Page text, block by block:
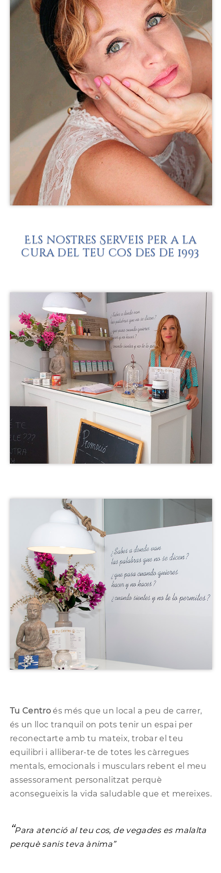
Els nostres Serveis per a la
cura del teu cos des de 1993
Tu Centro és més que un local a peu de carrer,
és un lloc tranquil on pots tenir un espai per
reconectarte amb tu mateix, trobar el teu
equilibri i alliberar-te de totes les càrregues
mentals, emocionals i musculars rebent el meu
assessorament personalitzat perquè
aconsegueixis la vida saludable que et mereixes.
“Para atenció al teu cos, de vegades es malalta
perquè sanis teva ànima”